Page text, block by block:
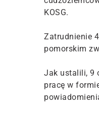
KOSG.
Zatrudnienie
pomorskim
Jak ustalili, 9
pracę w